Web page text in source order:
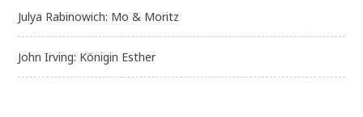
Julya Rabinowich: Mo & Moritz
John Irving: Königin Esther